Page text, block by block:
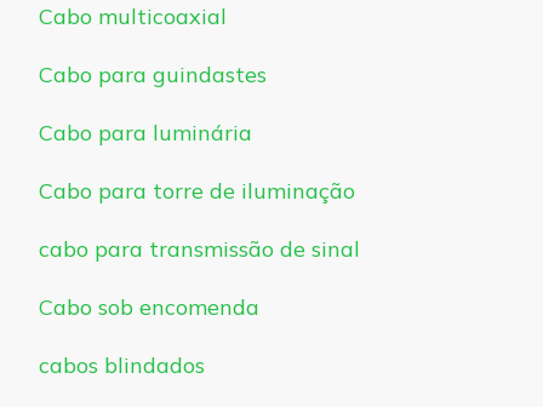
Cabo multicoaxial
Cabo para guindastes
Cabo para luminária
Cabo para torre de iluminação
cabo para transmissão de sinal
Cabo sob encomenda
cabos blindados